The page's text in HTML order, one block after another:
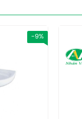
tinh xảo đẹp mắt
-9%